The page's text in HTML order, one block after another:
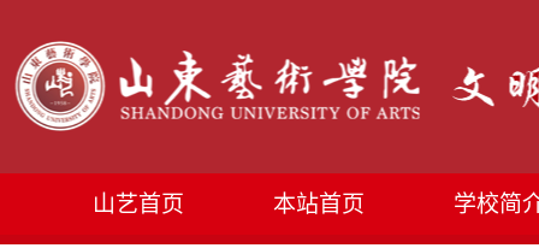
山艺首页 本站首页 学校简